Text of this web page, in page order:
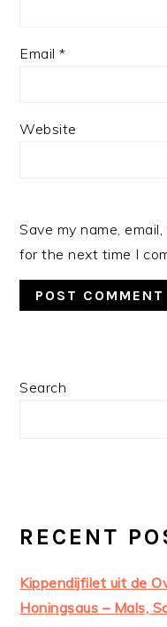
Email*
Website
Save my name,
for the next time I
PRIMARY
Search
RECENT
Kippendijfilet uit de
Honingsaus – Mals,